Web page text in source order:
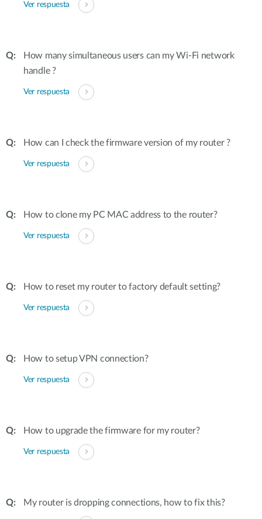
Ver respuesta
How many simultaneous users can my Wi-Fi network
handle ?
Ver respuesta
How can I check the firmware version of my router ?
Ver respuesta
How to clone my PC MAC address to the router?
Ver respuesta
How to reset my router to factory default setting?
Ver respuesta
How to setup VPN connection?
Ver respuesta
How to upgrade the firmware for my router?
Ver respuesta
My router is dropping connections, how to fix this?